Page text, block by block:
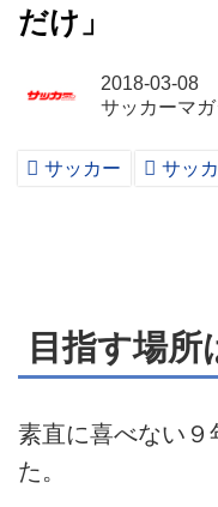
だけ」
2018-03-08
サッカーマ
サッカー サッ
目指す場
素直に喜べない９
た。